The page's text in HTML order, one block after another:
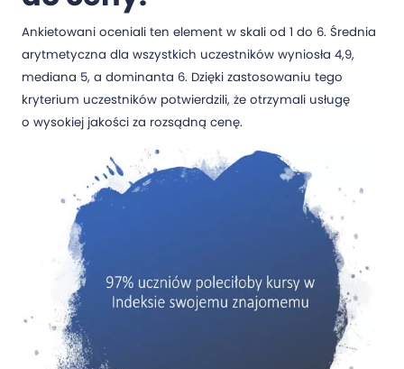
Ankietowani oceniali ten element w skali od 1 do 6. Średnia
arytmetyczna dla wszystkich uczestników wyniosła 4,9,
mediana 5, a dominanta 6. Dzięki zastosowaniu tego
kryterium uczestników potwierdzili, że otrzymali usługę
o wysokiej jakości za rozsądną cenę.